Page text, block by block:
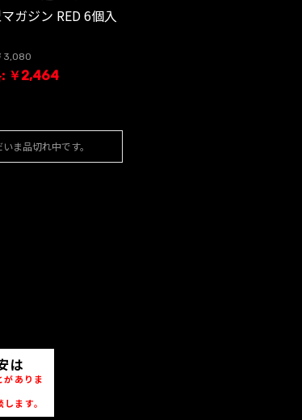
ガジン RED 6個入
3,080
: ￥2,464
いま品切れ中です。
は
ありま
ます。